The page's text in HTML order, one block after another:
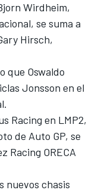
Wirdheim,
se suma a
Hirsch,
que Oswaldo
Jonsson en el
Racing en LMP2,
de Auto GP, se
Racing ORECA
nuevos chasis